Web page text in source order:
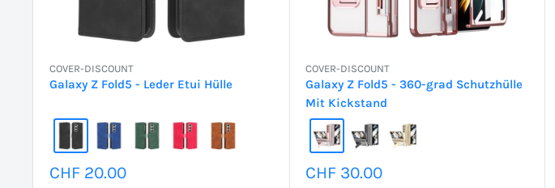
COVER-DISCOUNT
Galaxy Z Fold5 - Leder Etui Hülle
Sonderpreis
CHF 20.00
COVER-DISCOUNT
Galaxy Z Fold5 - 360-grad Schutzhülle
Mit Kickstand
Sonderpreis
CHF 30.00